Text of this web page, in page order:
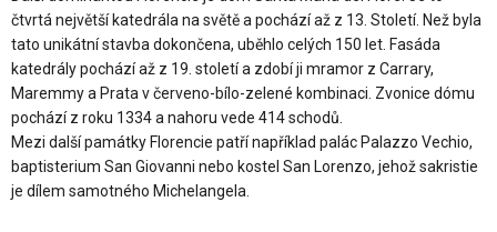
čtvrtá největší katedrála na světě a pochází až z 13. Století. Než byla
tato unikátní stavba dokončena, uběhlo celých 150 let. Fasáda
katedrály pochází až z 19. století a zdobí ji mramor z Carrary,
Maremmy a Prata v červeno-bílo-zelené kombinaci. Zvonice dómu
pochází z roku 1334 a nahoru vede 414 schodů.
Mezi další památky Florencie patří například palác Palazzo Vechio,
baptisterium San Giovanni nebo kostel San Lorenzo, jehož sakristie
je dílem samotného Michelangela.